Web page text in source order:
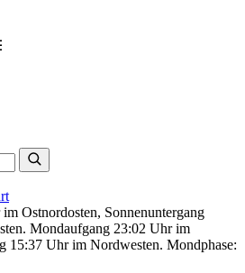
Ostnordosten, Sonnenuntergang
Mondaufgang 23:02 Uhr im
15:37 Uhr im Nordwesten. Mondphase: